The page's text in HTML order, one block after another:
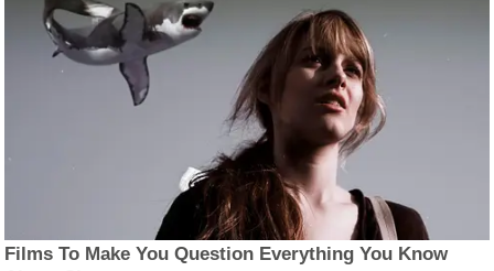
Films To Make You Question Everything You Know